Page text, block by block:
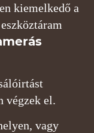
kiemelkedő a
végzek el.
vagy